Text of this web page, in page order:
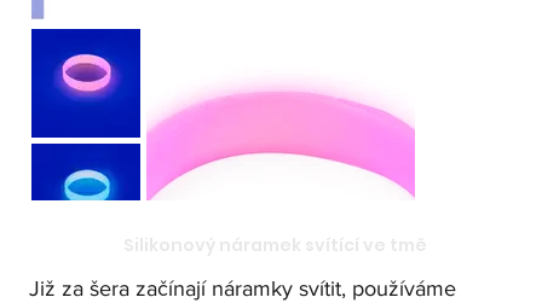
Již za šera začínají náramky svítit, používáme